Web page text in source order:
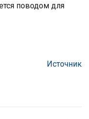
поводом для
Источник